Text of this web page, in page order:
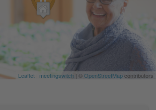
Leaflet | meetingswitch | ©OpenStreetMapcontributors